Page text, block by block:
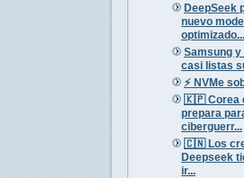
DeepSeek
nuevo
optimizado...
Samsung y
casi listas
⚡️ NVMe
🇰🇵 Corea
prepara
ciberguerr...
🇨🇳 Los
Deepseek
ir...